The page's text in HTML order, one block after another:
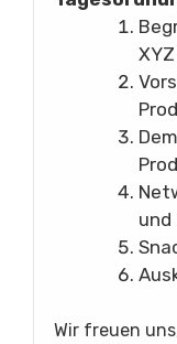
und
Wir freuen